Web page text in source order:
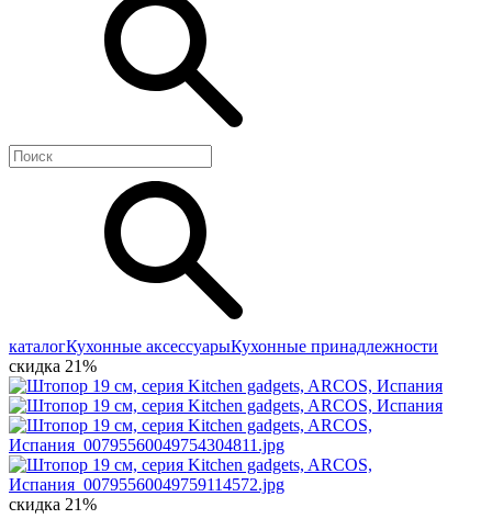
каталогКухонные аксессуарыКухонные принадлежности
скидка 21%
скидка 21%